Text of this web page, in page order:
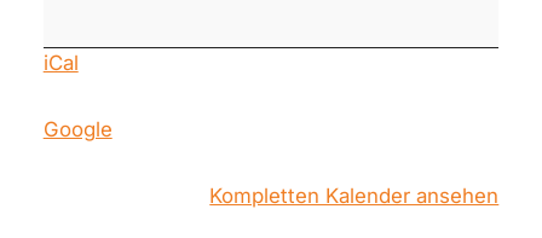
iCal
Google
Kompletten Kalender ansehen